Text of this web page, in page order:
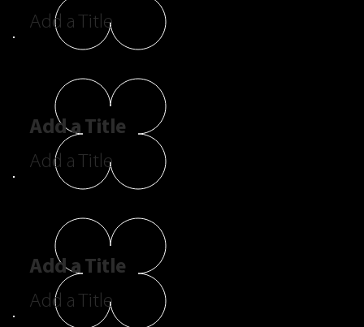
Add a Title
Add a Title
Add a Title
Add a Title
Add a Title